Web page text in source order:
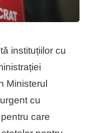
instituțiilor cu
Ministerul
cu
care